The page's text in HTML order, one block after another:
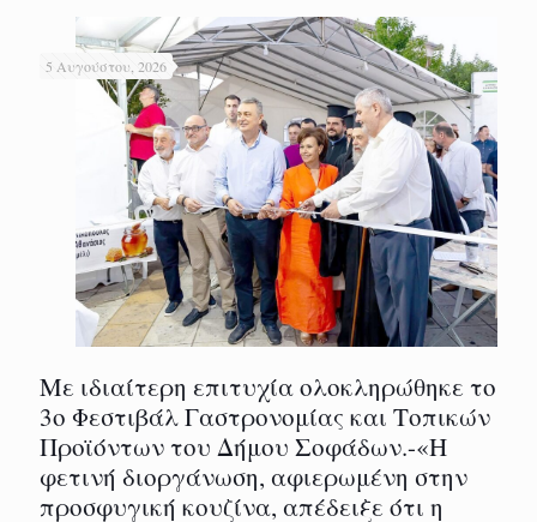
5 Αυγούστου, 2026
Με ιδιαίτερη επιτυχία ολοκληρώθηκε το
3ο Φεστιβάλ Γαστρονομίας και Τοπικών
Προϊόντων του Δήμου Σοφάδων.-«Η
φετινή διοργάνωση, αφιερωμένη στην
προσφυγική κουζίνα, απέδειξε ότι η